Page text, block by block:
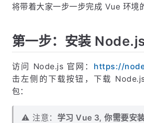
将带着大家一步一步完成 Vue 环境
第一步：安装
访问 Node.js 官网： https://
击左侧的下载按钮，下载
包：
⚠️ 注意： 学习 Vue 3, 你需要安